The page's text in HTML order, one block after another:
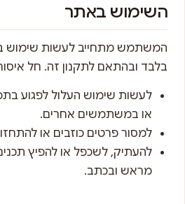
השימוש באתר
המשתמש מתחייב לעשות שימוש
בלבד ובהתאם לתקנון זה. חל
לעשות שימוש העלול לפגוע
או במשתמשים אחרים.
למסור פרטים כוזבים או
להעתיק, לשכפל או להפיץ
מראש ובכתב.